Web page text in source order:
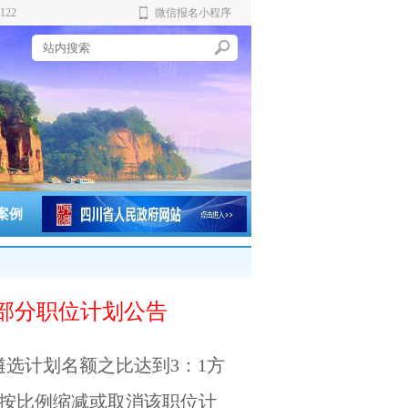
微信报名小程序
实 创
新
例
分职位计划公告
计划名额之比达到3：1方
比例缩减或取消该职位计